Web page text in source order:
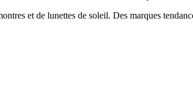
et de lunettes de soleil. Des marques